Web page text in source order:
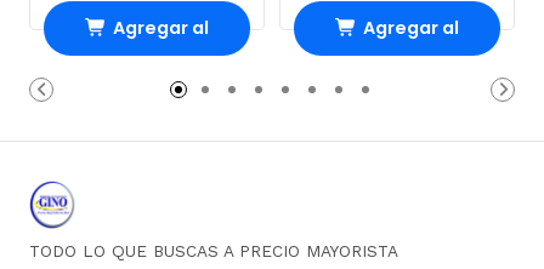
Agregar al
carrito
Agregar al
carrito
TODO LO QUE BUSCAS A PRECIO MAYORISTA